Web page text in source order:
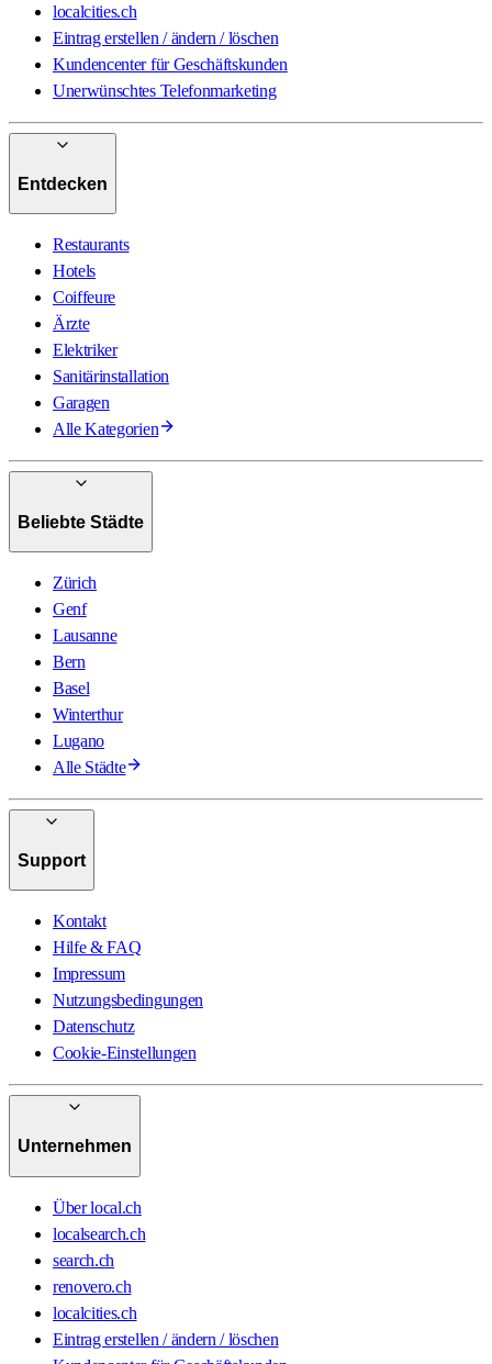
localcities.ch
Eintrag erstellen / ändern / löschen
Kundencenter für Geschäftskunden
Unerwünschtes Telefonmarketing
Entdecken
Restaurants
Hotels
Coiffeure
Ärzte
Elektriker
Sanitärinstallation
Garagen
Alle Kategorien
Beliebte Städte
Zürich
Genf
Lausanne
Bern
Basel
Winterthur
Lugano
Alle Städte
Support
Kontakt
Hilfe & FAQ
Impressum
Nutzungsbedingungen
Datenschutz
Cookie-Einstellungen
Unternehmen
Über local.ch
localsearch.ch
search.ch
renovero.ch
localcities.ch
Eintrag erstellen / ändern / löschen